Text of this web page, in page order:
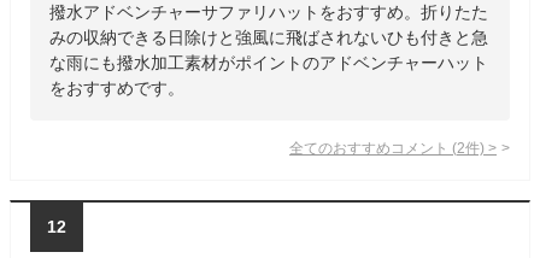
撥水アドベンチャーサファリハットをおすすめ。折りたた
みの収納できる日除けと強風に飛ばされないひも付きと急
な雨にも撥水加工素材がポイントのアドベンチャーハット
をおすすめです。
全てのおすすめコメント (2件) >
12